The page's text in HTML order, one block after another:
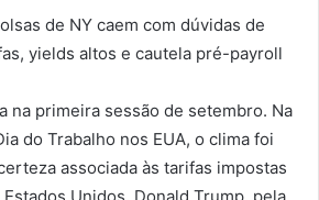
na primeira sessão de setembro. Na
do Trabalho nos EUA, o clima foi
associada às tarifas impostas
Unidos, Donald Trump, pela